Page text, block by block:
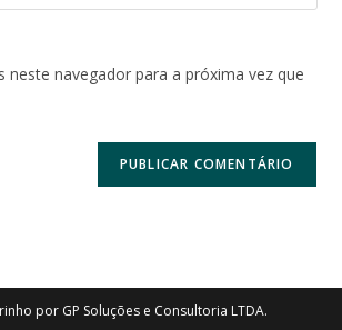
neste navegador para a próxima vez que
por GP Soluções e Consultoria LTDA.